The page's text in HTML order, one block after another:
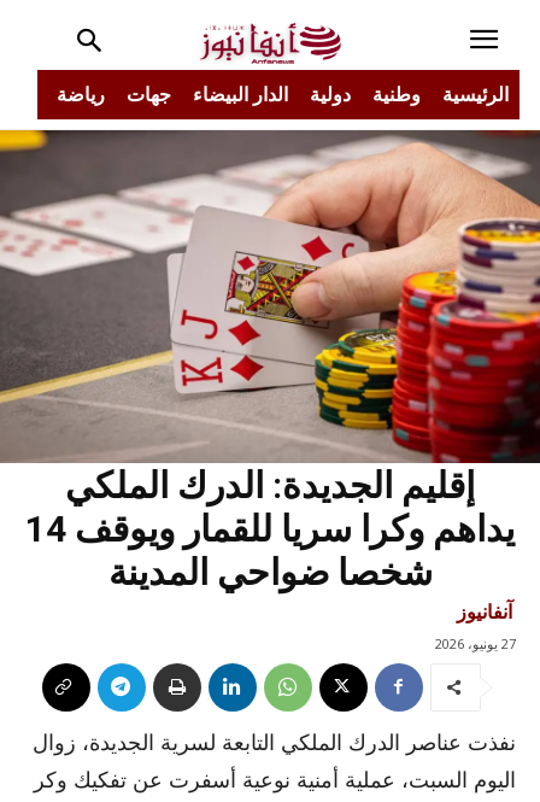
الرئيسية وطنية دولية الدار البيضاء جهات رياضة
إقليم الجديدة: الدرك الملكي
يداهم وكرا سريا للقمار ويوقف 14
شخصا ضواحي المدينة
آنفانيوز
27 يونيو، 2026
نفذت عناصر الدرك الملكي التابعة لسرية الجديدة، زوال
اليوم السبت، عملية أمنية نوعية أسفرت عن تفكيك وكر